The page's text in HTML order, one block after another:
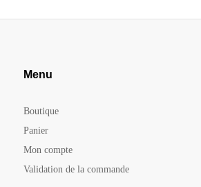
Menu
Boutique
Panier
Mon compte
Validation de la commande